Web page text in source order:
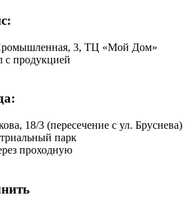
3, ТЦ «Мой Дом»
с продукцией
18/3 (пересечение с ул. Бруснева)
парк
проходную